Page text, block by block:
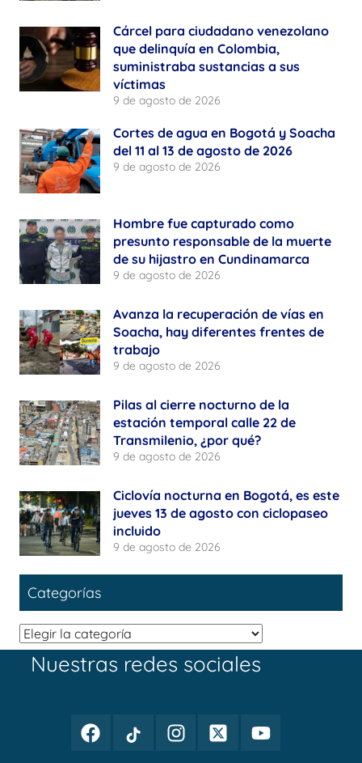
Cárcel para ciudadano venezolano
que delinquía en Colombia,
suministraba sustancias a sus
víctimas
9 de agosto de 2026
Cortes de agua en Bogotá y Soacha
del 11 al 13 de agosto de 2026
9 de agosto de 2026
Hombre fue capturado como
presunto responsable de la muerte
de su hijastro en Cundinamarca
9 de agosto de 2026
Avanza la recuperación de vías en
Soacha, hay diferentes frentes de
trabajo
9 de agosto de 2026
Pilas al cierre nocturno de la
estación temporal calle 22 de
Transmilenio, ¿por qué?
9 de agosto de 2026
Ciclovía nocturna en Bogotá, es este
jueves 13 de agosto con ciclopaseo
incluido
9 de agosto de 2026
Categorías
Categorías
Nuestras redes sociales
Facebook
Periodismo
TikTok
Periodismo
InstagramTwitterYoutube